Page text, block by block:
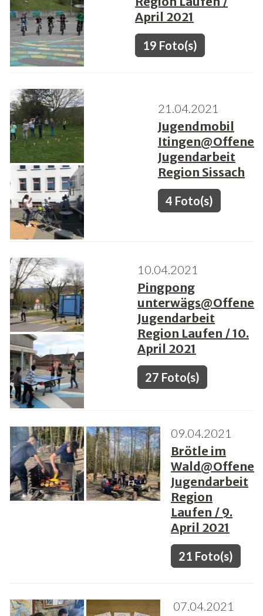
April 2021
19 Foto(s)
21.04.2021
Jugendmobil
Itingen@Offene
Jugendarbeit
Region Sissach
4 Foto(s)
10.04.2021
Pingpong
unterwägs@Offene
Jugendarbeit
Region Laufen / 10.
April 2021
27 Foto(s)
09.04.2021
Brötle im
Wald@Offene
Jugendarbeit
Region
Laufen / 9.
April 2021
21 Foto(s)
07.04.2021